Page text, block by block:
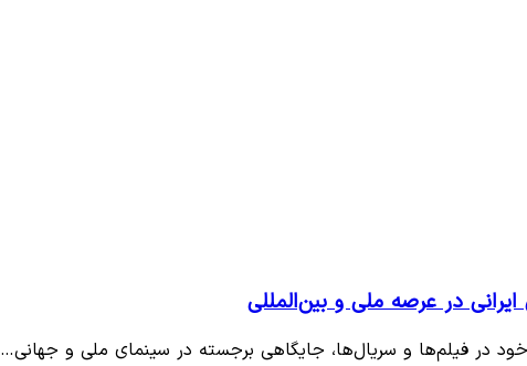
در عرصه ملی و بین‌المللی
خود در فیلم‌ها و سریال‌ها، جایگاهی برجسته در سینمای ملی و جهانی…